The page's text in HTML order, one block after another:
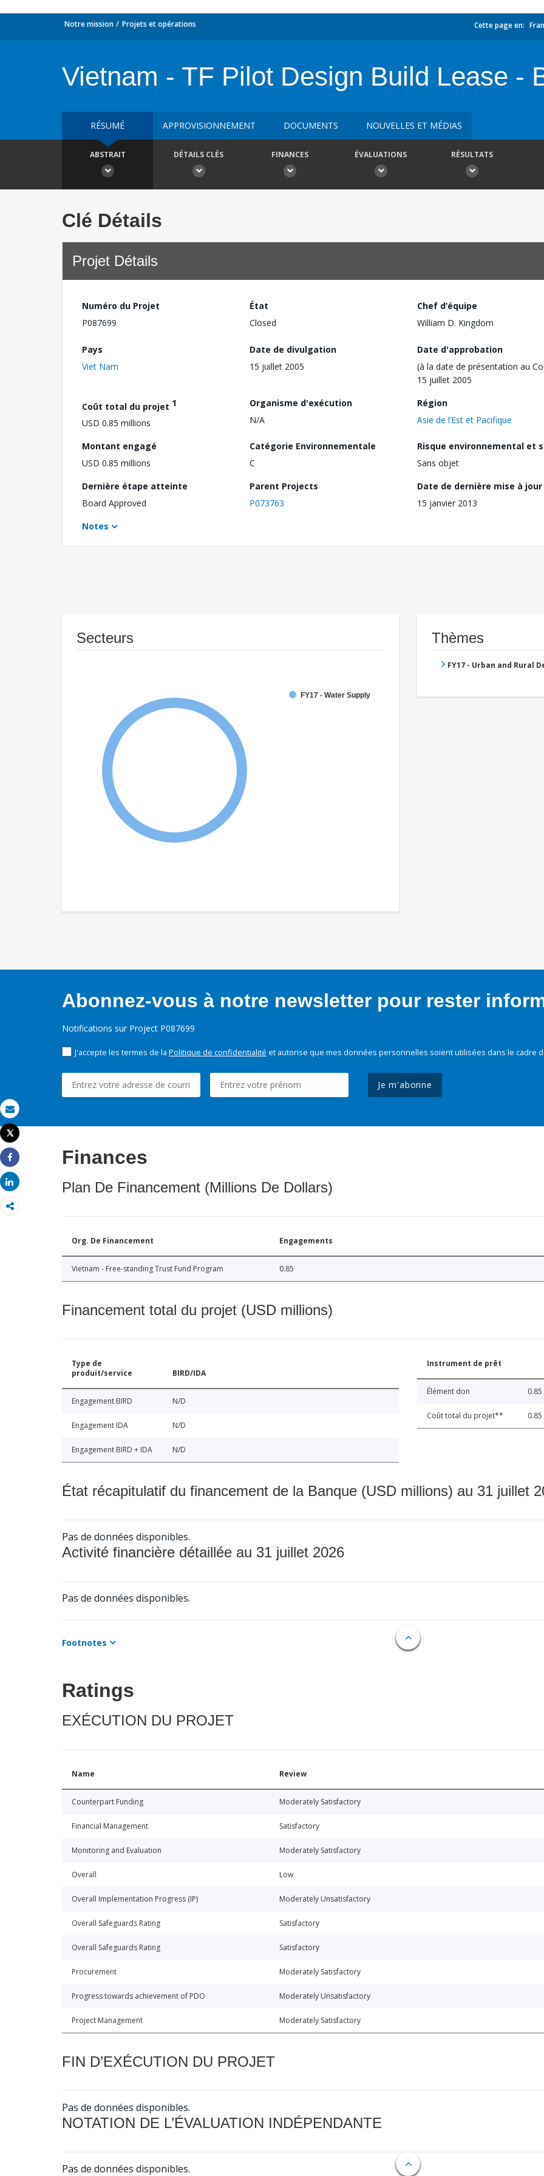
Email
Imprimer
Tweet
Share
Share
Notre mission Projets et opérations Cette page en:
Vietnam - TF Pilot Design Build Lease -
RÉSUMÉ APPROVISIONNEMENT DOCUMENTS NOUVELLES ET MÉDIAS
ABSTRAIT DÉTAILS CLÉS FINANCES ÉVALUATIONS RÉSULTATS
Clé Détails
Projet Détails
Numéro du Projet
P087699
État
Closed
Chef d’équipe
William D. Kingdom
Pays
Viet Nam
Date de divulgation
15 juillet 2005
Date d'approbation
(à la date de présentation au
15 juillet 2005
Coût total du projet 1
USD 0.85 millions
Organisme d'exécution
N/A
Région
Asie de l’Est et Pacifique
Montant engagé
USD 0.85 millions
Catégorie Environnementale
C
Risque environnemental et
Sans objet
Dernière étape atteinte
Board Approved
Parent Projects
P073763
Date de dernière mise à jour
15 janvier 2013
Notes
Secteurs
FY17 - Water Supply
Thèmes
FY17 - Urban and Rural
Abonnez-vous à notre newsletter pour rester
Notifications sur Project P087699
J'accepte les termes de la Politique de confidentialité et autorise que mes données personnelles soient utilisées dans le cadre
Je m'abonne
Finances
Plan De Financement (Millions De Dollars)
Org. De Financement Engagements
Vietnam - Free-standing Trust Fund Program 0.85
Financement total du projet (USD millions)
Type de
produit/service
BIRD/IDA
Engagement BIRD N/D
Engagement IDA N/D
Engagement BIRD + IDA N/D
Instrument de prêt
Élément don 0.85
Coût total du projet** 0.85
État récapitulatif du financement de la Banque (USD millions) au 31 juillet
Pas de données disponibles.
Activité financière détaillée au 31 juillet 2026
Pas de données disponibles.
Footnotes
Ratings
EXÉCUTION DU PROJET
Name Review
Counterpart Funding Moderately Satisfactory
Financial Management Satisfactory
Monitoring and Evaluation Moderately Satisfactory
Overall Low
Overall Implementation Progress (IP) Moderately Unsatisfactory
Overall Safeguards Rating Satisfactory
Overall Safeguards Rating Satisfactory
Procurement Moderately Satisfactory
Progress towards achievement of PDO Moderately Unsatisfactory
Project Management Moderately Satisfactory
FIN D’EXÉCUTION DU PROJET
Pas de données disponibles.
NOTATION DE L’ÉVALUATION INDÉPENDANTE
Pas de données disponibles.